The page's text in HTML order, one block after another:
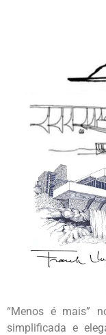
“Menos é mais”
simplificada e